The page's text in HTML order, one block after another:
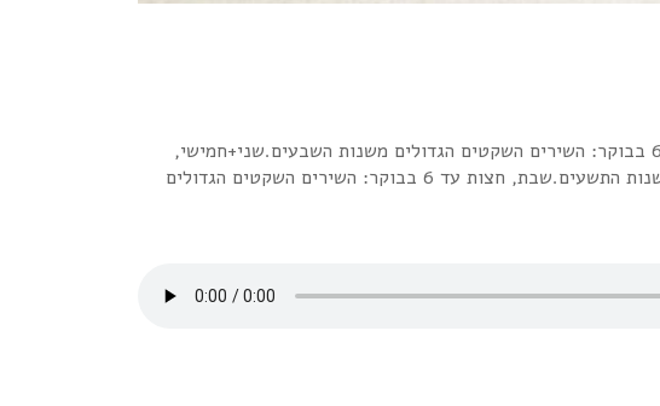
SWEET DREAMS היא רצועה לילית בתחנת הרדיו האינטרנטית "רדיו פלוס" www.radioplus.co.ilראשון + רביעי, חצות עד 6 בבוקר: השירים השקטים הגדולים משנות השבעים.שני+חמישי,
חצות עד 6 בבוקר: השירים השקטים הגדולים משנות השמונים.שלישי + שישי, חצות עד 6 בבוקר: השירים השקטים הגדולים משנות התשעים.שבת, חצות עד 6 בבוקר: השירים השקטים הגדולים